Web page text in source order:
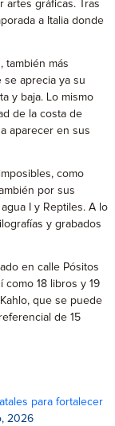
artes gráficas. Tras
a Italia donde
también más
se aprecia ya su
y baja. Lo mismo
de la costa de
aparecer en sus
como
por sus
I y Reptiles. A lo
y grabados
en calle Pósitos
como 18 libros y 19
que se puede
de 15
para fortalecer
2026